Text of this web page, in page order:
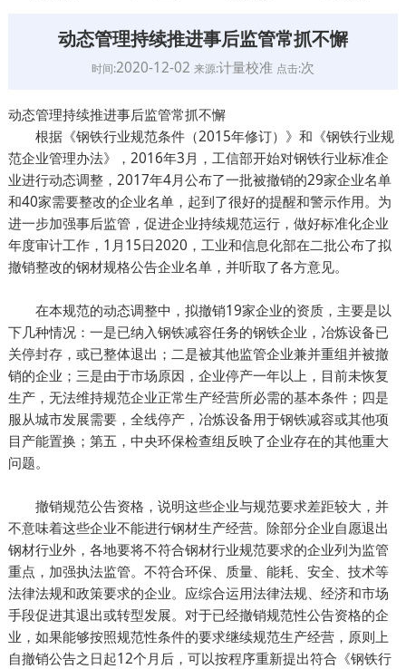
动态管理持续推进事后监管常抓不懈
时间:2020-12-02 来源:计量校准 点击:次
动态管理持续推进事后监管常抓不懈
根据《钢铁行业规范条件（2015年修订）》和《钢铁行业规
范企业管理办法》，2016年3月，工信部开始对钢铁行业标准企
业进行动态调整，2017年4月公布了一批被撤销的29家企业名单
和40家需要整改的企业名单，起到了很好的提醒和警示作用。为
进一步加强事后监管，促进企业持续规范运行，做好标准化企业
年度审计工作，1月15日2020，工业和信息化部在二批公布了拟
撤销整改的钢材规格公告企业名单，并听取了各方意见。
在本规范的动态调整中，拟撤销19家企业的资质，主要是以
下几种情况：一是已纳入钢铁减容任务的钢铁企业，冶炼设备已
关停封存，或已整体退出；二是被其他监管企业兼并重组并被撤
销的企业；三是由于市场原因，企业停产一年以上，目前未恢复
生产，无法维持规范企业正常生产经营所必需的基本条件；四是
服从城市发展需要，全线停产，冶炼设备用于钢铁减容或其他项
目产能置换；第五，中央环保检查组反映了企业存在的其他重大
问题。
撤销规范公告资格，说明这些企业与规范要求差距较大，并
不意味着这些企业不能进行钢材生产经营。除部分企业自愿退出
钢材行业外，各地要将不符合钢材行业规范要求的企业列为监管
重点，加强执法监管。不符合环保、质量、能耗、安全、技术等
法律法规和政策要求的企业。应综合运用法律法规、经济和市场
手段促进其退出或转型发展。对于已经撤销规范性公告资格的企
业，如果能够按照规范性条件的要求继续规范生产经营，原则上
自撤销公告之日起12个月后，可以按程序重新提出符合《钢铁行